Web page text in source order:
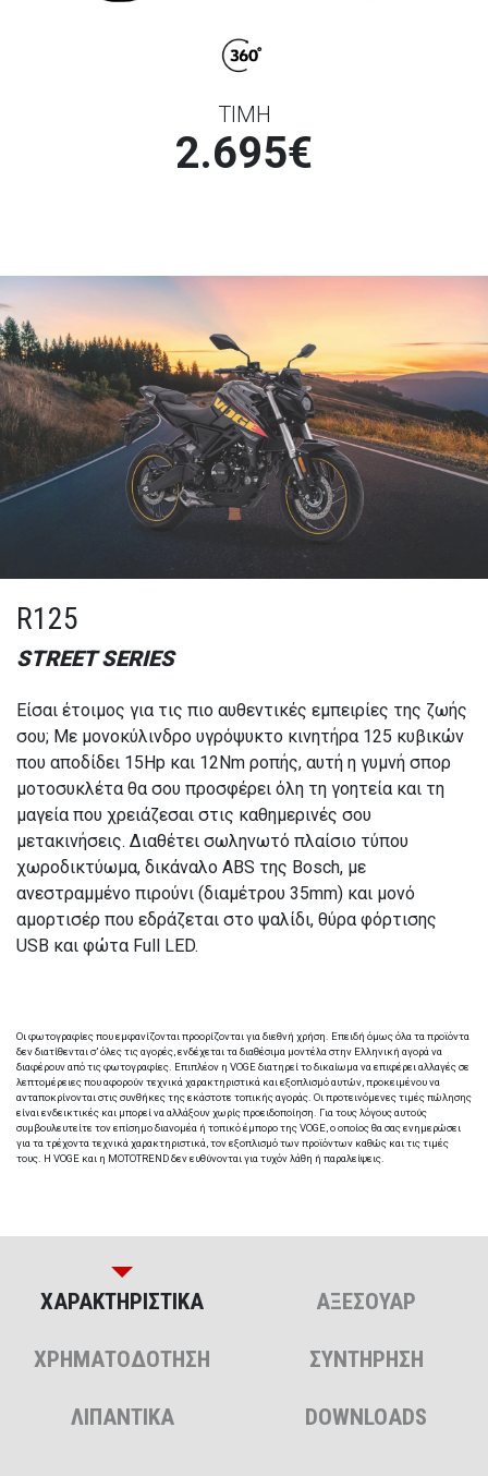
ΤΙΜΗ
2.695€
R125
STREET SERIES
Είσαι έτοιμος για τις πιο αυθεντικές εμπειρίες της ζωής
σου; Με μονοκύλινδρο υγρόψυκτο κινητήρα 125 κυβικών
που αποδίδει 15Hp και 12Nm ροπής, αυτή η γυμνή σπορ
μοτοσυκλέτα θα σου προσφέρει όλη τη γοητεία και τη
μαγεία που χρειάζεσαι στις καθημερινές σου
μετακινήσεις. Διαθέτει σωληνωτό πλαίσιο τύπου
χωροδικτύωμα, δικάναλο ABS της Bosch, με
ανεστραμμένο πιρούνι (διαμέτρου 35mm) και μονό
αμορτισέρ που εδράζεται στο ψαλίδι, θύρα φόρτισης
USB και φώτα Full LED.
Οι φωτογραφίες που εμφανίζονται προορίζονται για διεθνή χρήση. Επειδή όμως όλα τα προϊόντα
δεν διατίθενται σ’ όλες τις αγορές, ενδέχεται τα διαθέσιμα μοντέλα στην Ελληνική αγορά να
διαφέρουν από τις φωτογραφίες. Επιπλέον η VOGE διατηρεί το δικαίωμα να επιφέρει αλλαγές σε
λεπτομέρειες που αφορούν τεχνικά χαρακτηριστικά και εξοπλισμό αυτών, προκειμένου να
ανταποκρίνονται στις συνθήκες της εκάστοτε τοπικής αγοράς. Οι προτεινόμενες τιμές πώλησης
είναι ενδεικτικές και μπορεί να αλλάξουν χωρίς προειδοποίηση. Για τους λόγους αυτούς
συμβουλευτείτε τον επίσημο διανομέα ή τοπικό έμπορο της VOGE, ο οποίος θα σας ενημερώσει
για τα τρέχοντα τεχνικά χαρακτηριστικά, τον εξοπλισμό των προϊόντων καθώς και τις τιμές
τους. H VOGE και η MOTOTREND δεν ευθύνονται για τυχόν λάθη ή παραλείψεις.
ΧΑΡΑΚΤΗΡΙΣΤΙΚΑ ΑΞΕΣΟΥΑΡ
ΧΡΗΜΑΤΟΔΟΤΗΣΗ ΣΥΝΤΗΡΗΣΗ
ΛΙΠΑΝΤΙΚΑ DOWNLOADS